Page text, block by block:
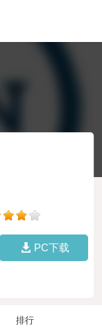
PC下载
排行